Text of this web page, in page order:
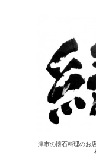
津市の懐石料理のお